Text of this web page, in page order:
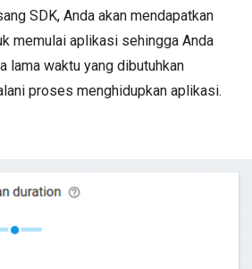
SDK, Anda akan mendapatkan
memulai aplikasi sehingga Anda
lama waktu yang dibutuhkan
proses menghidupkan aplikasi.